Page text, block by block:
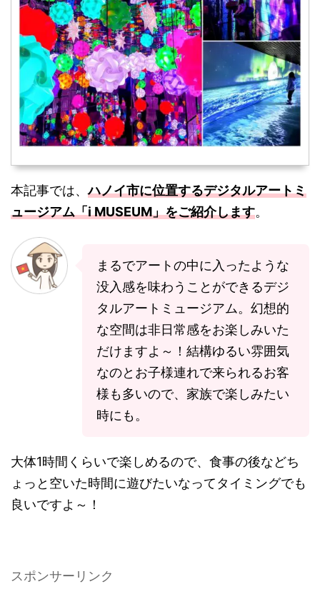
本記事では、ハノイ市に位置するデジタルアートミ
ュージアム「i MUSEUM」をご紹介します。
まるでアートの中に入ったような
没入感を味わうことができるデジ
タルアートミュージアム。幻想的
な空間は非日常感をお楽しみいた
だけますよ～！結構ゆるい雰囲気
なのとお子様連れで来られるお客
様も多いので、家族で楽しみたい
時にも。
大体1時間くらいで楽しめるので、食事の後などち
ょっと空いた時間に遊びたいなってタイミングでも
良いですよ～！
スポンサーリンク